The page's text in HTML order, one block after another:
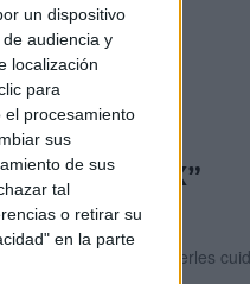
un dispositivo
audiencia y
localización
para
el procesamiento
sus
de sus
tal
o retirar su
en la parte
del siglo XIX”
sus ropajes, y de ponerles